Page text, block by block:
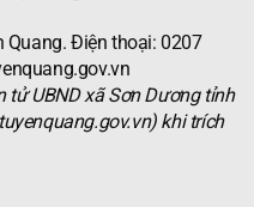
Quang. Điện thoại: 0207
tử UBND xã Sơn Dương tỉnh
khi trích